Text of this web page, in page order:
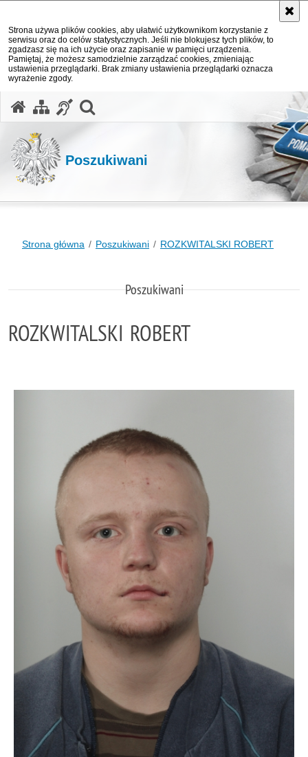
Strona używa plików cookies, aby ułatwić użytkownikom korzystanie z
serwisu oraz do celów statystycznych. Jeśli nie blokujesz tych plików, to
zgadzasz się na ich użycie oraz zapisanie w pamięci urządzenia.
Pamiętaj, że możesz samodzielnie zarządzać cookies, zmieniając
ustawienia przeglądarki. Brak zmiany ustawienia przeglądarki oznacza
wyrażenie zgody.
Poszukiwani
Strona główna Poszukiwani ROZKWITALSKI ROBERT
Poszukiwani
ROZKWITALSKI ROBERT